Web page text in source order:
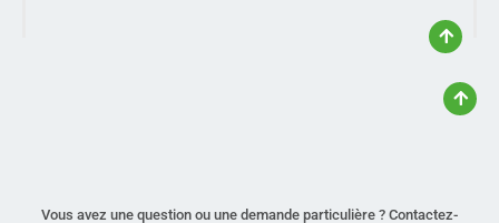
Vous avez une question ou une demande particulière ? Contactez-